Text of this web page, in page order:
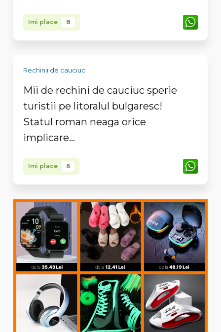
Imi place 8
Rechinii de cauciuc
Mii de rechini de cauciuc sperie
turistii pe litoralul bulgaresc!
Statul roman neaga orice
implicare...
Imi place 6